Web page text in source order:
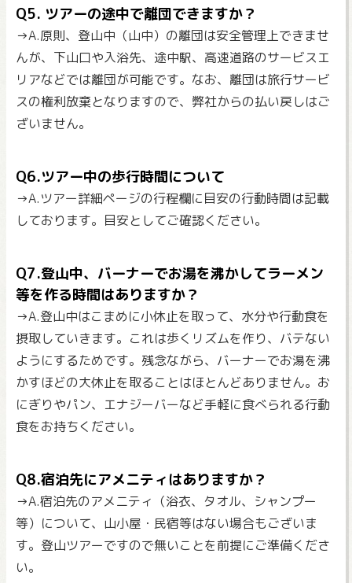
Q5. ツアーの途中で離団できますか？
→A.原則、登山中（山中）の離団は安全管理上できませ
んが、下山口や入浴先、途中駅、高速道路のサービスエ
リアなどでは離団が可能です。なお、離団は旅行サービ
スの権利放棄となりますので、弊社からの払い戻しはご
ざいません。
Q6.ツアー中の歩行時間について
→A.ツアー詳細ページの行程欄に目安の行動時間は記載
しております。目安としてご確認ください。
Q7.登山中、バーナーでお湯を沸かしてラーメン
等を作る時間はありますか？
→A.登山中はこまめに小休止を取って、水分や行動食を
摂取していきます。これは歩くリズムを作り、バテない
ようにするためです。残念ながら、バーナーでお湯を沸
かすほどの大休止を取ることはほとんどありません。お
にぎりやパン、エナジーバーなど手軽に食べられる行動
食をお持ちください。
Q8.宿泊先にアメニティはありますか？
→A.宿泊先のアメニティ（浴衣、タオル、シャンプー
等）について、山小屋・民宿等はない場合もございま
す。登山ツアーですので無いことを前提にご準備くださ
い。